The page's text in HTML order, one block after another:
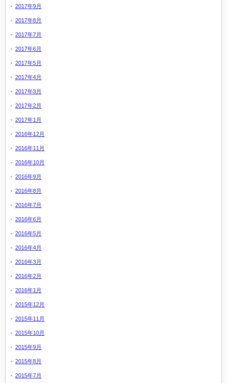
2017年9月
2017年8月
2017年7月
2017年6月
2017年5月
2017年4月
2017年3月
2017年2月
2017年1月
2016年12月
2016年11月
2016年10月
2016年9月
2016年8月
2016年7月
2016年6月
2016年5月
2016年4月
2016年3月
2016年2月
2016年1月
2015年12月
2015年11月
2015年10月
2015年9月
2015年8月
2015年7月